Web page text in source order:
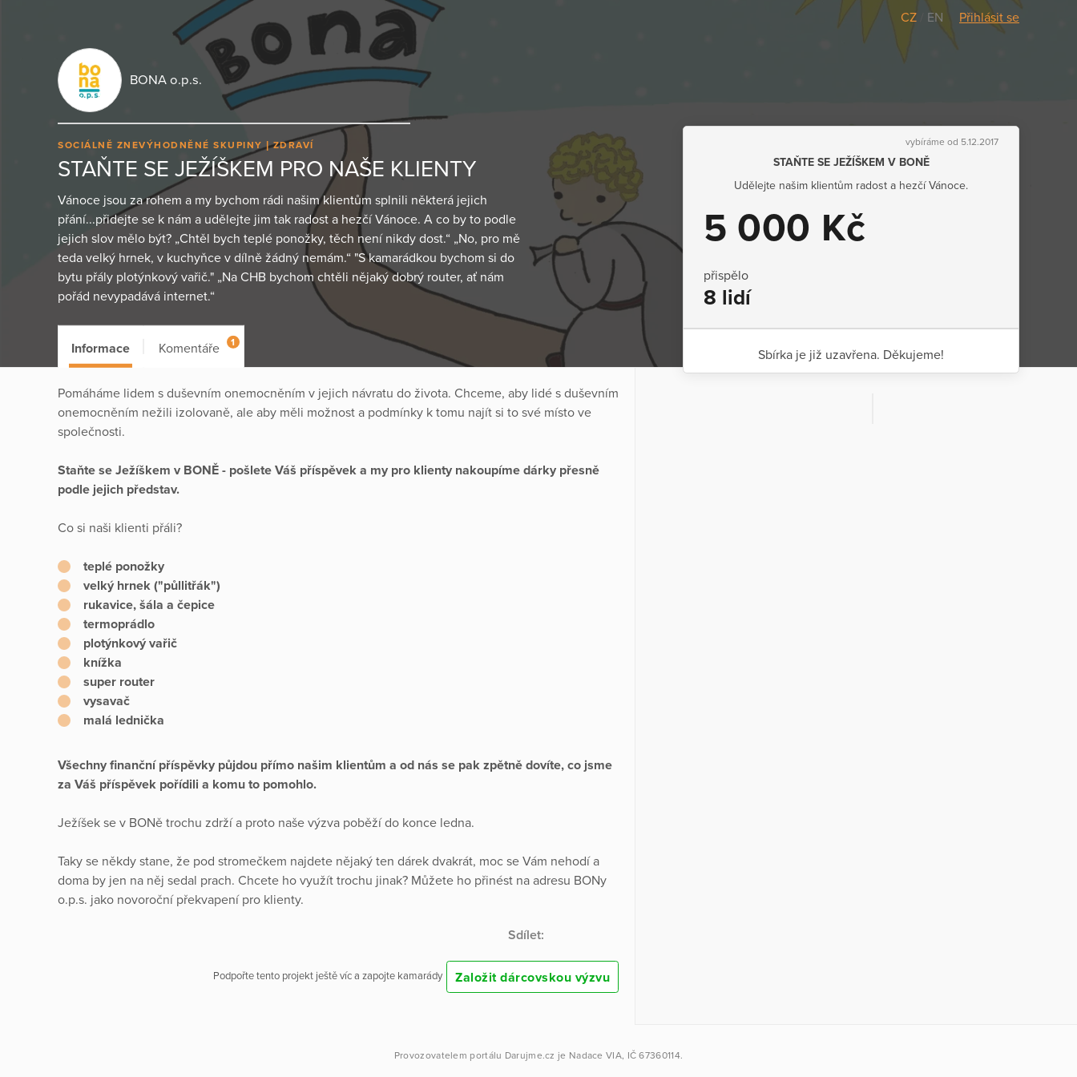
CZ EN Přihlásit se
BONA o.p.s.
SOCIÁLNĚ ZNEVÝHODNĚNÉ SKUPINY ZDRAVÍ
STAŇTE SE JEŽÍŠKEM PRO NAŠE KLIENTY
Vánoce jsou za rohem a my bychom rádi našim klientům splnili některá jejich
přání...přidejte se k nám a udělejte jim tak radost a hezčí Vánoce. A co by to podle
jejich slov mělo být? „Chtěl bych teplé ponožky, těch není nikdy dost.“ „No, pro mě
teda velký hrnek, v kuchyňce v dílně žádný nemám.“ "S kamarádkou bychom si do
bytu přály plotýnkový vařič." „Na CHB bychom chtěli nějaký dobrý router, ať nám
pořád nevypadává internet.“
vybíráme od 5.12.2017
STAŇTE SE JEŽÍŠKEM V BONĚ
Udělejte našim klientům radost a hezčí Vánoce.
5 000 Kč
přispělo
8 lidí
Sbírka je již uzavřena. Děkujeme!
Informace Komentáře 1
Pomáháme lidem s duševním onemocněním v jejich návratu do života. Chceme, aby lidé s duševním
onemocněním nežili izolovaně, ale aby měli možnost a podmínky k tomu najít si to své místo ve
společnosti.
Staňte se Ježíškem v BONĚ - pošlete Váš příspěvek a my pro klienty nakoupíme dárky přesně
podle jejich představ.
Co si naši klienti přáli?
teplé ponožky
velký hrnek ("půllitřák")
rukavice, šála a čepice
termoprádlo
plotýnkový vařič
knížka
super router
vysavač
malá lednička
Všechny finanční příspěvky půjdou přímo našim klientům a od nás se pak zpětně dovíte, co jsme
za Váš příspěvek pořídili a komu to pomohlo.
Ježíšek se v BONě trochu zdrží a proto naše výzva poběží do konce ledna.
Taky se někdy stane, že pod stromečkem najdete nějaký ten dárek dvakrát, moc se Vám nehodí a
doma by jen na něj sedal prach. Chcete ho využít trochu jinak? Můžete ho přinést na adresu BONy
o.p.s. jako novoroční překvapení pro klienty.
Sdílet:
Podpořte tento projekt ještě víc a zapojte kamarády Založit dárcovskou výzvu
Provozovatelem portálu Darujme.cz je Nadace VIA, IČ 67360114.